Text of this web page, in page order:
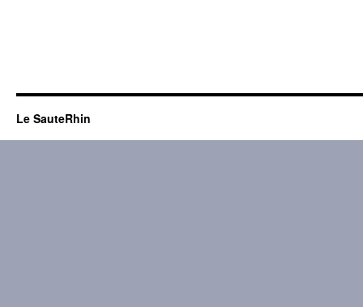
Le SauteRhin